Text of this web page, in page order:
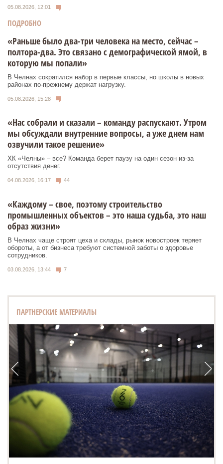
05.08.2026, 12:01
ПОДРОБНО
«Раньше было два-три человека на место, сейчас –
полтора-два. Это связано с демографической ямой, в
которую мы попали»
В Челнах сократился набор в первые классы, но школы в новых
районах по-прежнему держат нагрузку.
05.08.2026, 15:28
«Нас собрали и сказали – команду распускают. Утром
мы обсуждали внутренние вопросы, а уже днем нам
озвучили такое решение»
ХК «Челны» – все? Команда берет паузу на один сезон из-за
отсутствия денег.
04.08.2026, 16:17 44
«Каждому – свое, поэтому строительство
промышленных объектов – это наша судьба, это наш
образ жизни»
В Челнах чаще строят цеха и склады, рынок новостроек теряет
обороты, а от бизнеса требуют системной заботы о здоровье
сотрудников.
03.08.2026, 13:44 7
ПАРТНЕРСКИЕ МАТЕРИАЛЫ